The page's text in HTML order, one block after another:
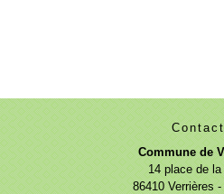
Commune de
14 place de la
86410 Verrières